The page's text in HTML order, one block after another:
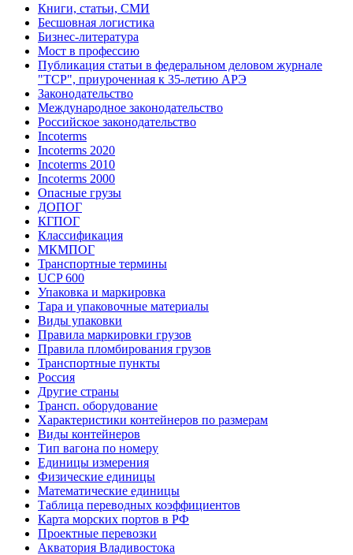
Книги, статьи, СМИ
Бесшовная логистика
Бизнес-литература
Мост в профессию
Публикация статьи в федеральном деловом журнале
"ТСР", приуроченная к 35-летию АРЭ
Законодательство
Международное законодательство
Российское законодательство
Incoterms
Incoterms 2020
Incoterms 2010
Incoterms 2000
Опасные грузы
ДОПОГ
КГПОГ
Классификация
МКМПОГ
Транспортные термины
UCP 600
Упаковка и маркировка
Тара и упаковочные материалы
Виды упаковки
Правила маркировки грузов
Правила пломбирования грузов
Транспортные пункты
Россия
Другие страны
Трансп. оборудование
Характеристики контейнеров по размерам
Виды контейнеров
Тип вагона по номеру
Единицы измерения
Физические единицы
Математические единицы
Таблица переводных коэффициентов
Карта морских портов в РФ
Проектные перевозки
Акватория Владивостока